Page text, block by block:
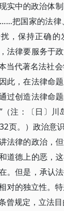
实中的政治体
把国家的法律
，保持正确
法律要服务于
当代著名法社
此，在法律命
过创造法律命
（注：〔日〕
页。）政治意
法律的政治，
道德上的恶，
。但是，承认
对的独立性。
曾规定，立法目